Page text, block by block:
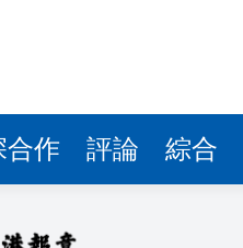
合作 評論 綜合
文儒沉香從傳統邁向現代
瓊考察
18億元
法